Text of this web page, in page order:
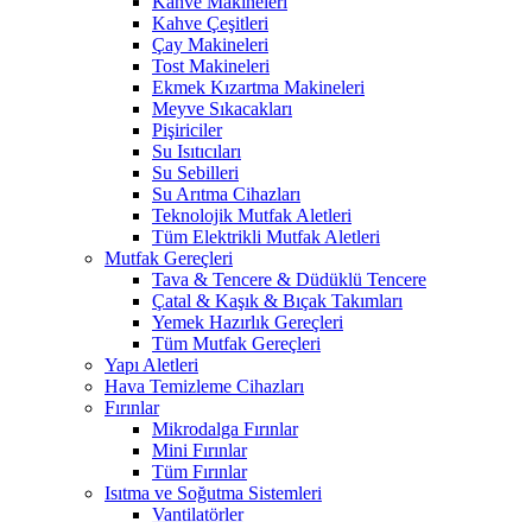
Kahve Çeşitleri
Çay Makineleri
Tost Makineleri
Ekmek Kızartma Makineleri
Meyve Sıkacakları
Pişiriciler
Su Isıtıcıları
Su Sebilleri
Su Arıtma Cihazları
Teknolojik Mutfak Aletleri
Tüm Elektrikli Mutfak Aletleri
Mutfak Gereçleri
Tava & Tencere & Düdüklü Tencere
Çatal & Kaşık & Bıçak Takımları
Yemek Hazırlık Gereçleri
Tüm Mutfak Gereçleri
Yapı Aletleri
Hava Temizleme Cihazları
Fırınlar
Mikrodalga Fırınlar
Mini Fırınlar
Tüm Fırınlar
Isıtma ve Soğutma Sistemleri
Vantilatörler